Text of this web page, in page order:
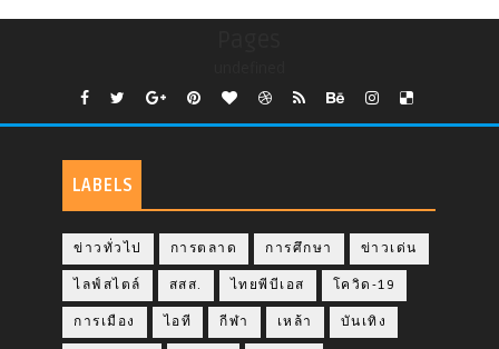
LABELS
ข่าวทั่วไป การตลาด การศึกษา ข่าวเด่น
ไลฟ์สไตล์ สสส. ไทยพีบีเอส โควิด-19
การเมือง ไอที กีฬา เหล้า บันเทิง